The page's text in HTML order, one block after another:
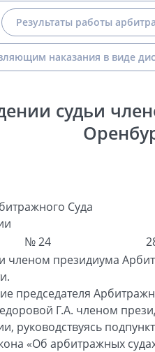
Результаты работы
наказания в виде
судьи
Суда
№ 24
членом президиума
председателя
Г.А. членом
руководствуясь
«Об арбитражных